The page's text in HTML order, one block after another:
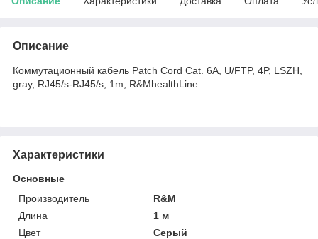
Описание
Коммутационный кабель Patch Cord Cat. 6A, U/FTP, 4P, LSZH,
gray, RJ45/s-RJ45/s, 1m, R&MhealthLine
Характеристики
Основные
Производитель
R&M
Длина
1 м
Цвет
Серый